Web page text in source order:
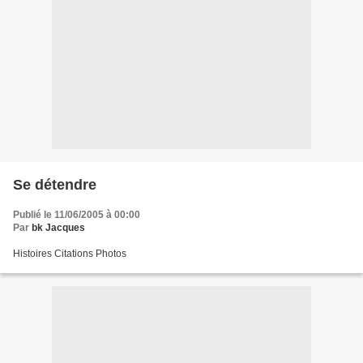
Se détendre
Publié le 11/06/2005 à 00:00
Par bk Jacques
Histoires Citations Photos